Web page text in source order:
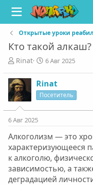
Открытые уроки
Кто такой алкаш?
А
т
о
р
т
м
ы
Rinat
Д
а
н
л
6 Авг 2025
Rinat
Посетитель
6 Авг 2025
Алкоголизм — это
характеризующееся
к алкоголю,
зависимостью, а
деградацией